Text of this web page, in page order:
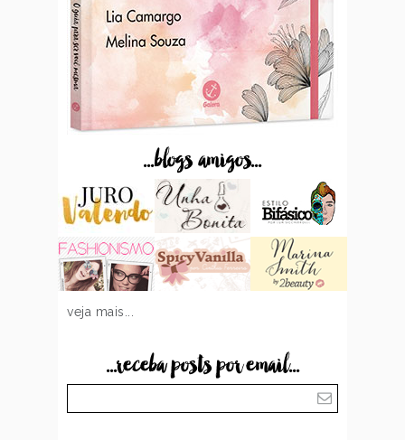
...blogs amigos...
veja mais...
...receba posts por email...